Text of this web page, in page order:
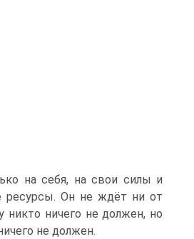
на себя, на свои силы и
ресурсы. Он не ждёт ни от
никто ничего не должен, но
не должен.